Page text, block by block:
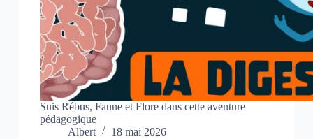
Suis Rébus, Faune et Flore dans cette aventure
pédagogique
Albert
18 mai 2026